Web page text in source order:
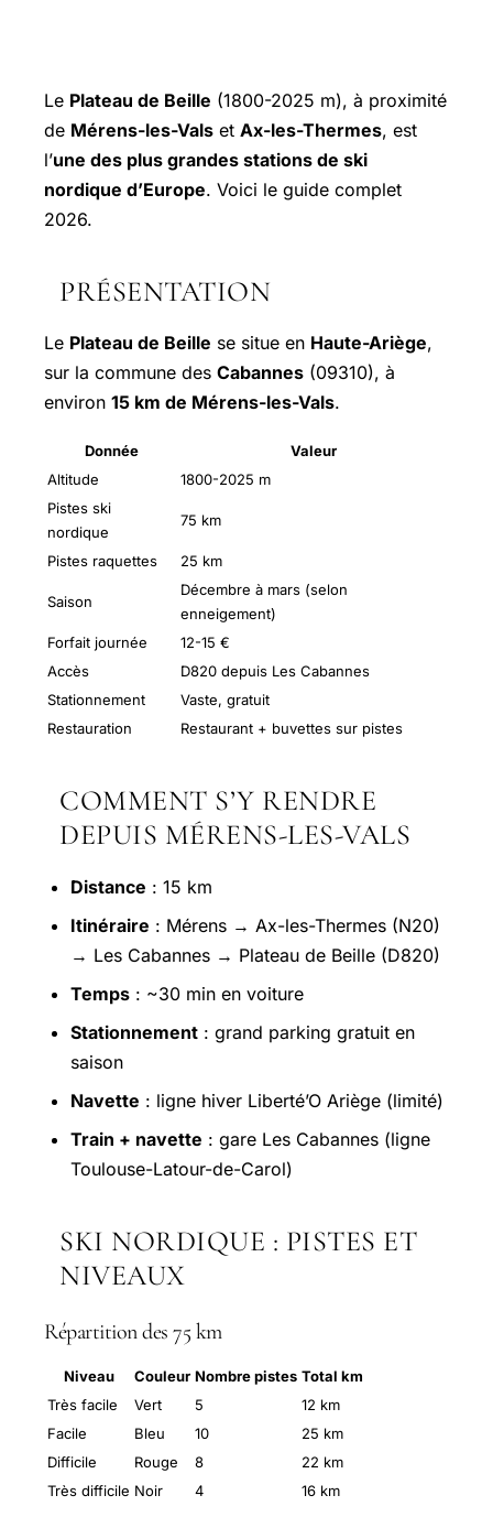
Le Plateau de Beille (1800-2025 m), à proximité
de Mérens-les-Vals et Ax-les-Thermes, est
l’une des plus grandes stations de ski
nordique d’Europe. Voici le guide complet
2026.
PRÉSENTATION
Le Plateau de Beille se situe en Haute-Ariège,
sur la commune des Cabannes (09310), à
environ 15 km de Mérens-les-Vals.
Donnée
Valeur
Altitude
1800-2025 m
Pistes ski
nordique
75 km
Pistes raquettes 25 km
Saison
Décembre à mars (selon
enneigement)
Forfait journée
12-15 €
Accès
D820 depuis Les Cabannes
Stationnement
Vaste, gratuit
Restauration
Restaurant + buvettes sur pistes
COMMENT S’Y RENDRE
DEPUIS MÉRENS-LES-VALS
Distance : 15 km
Itinéraire : Mérens → Ax-les-Thermes (N20)
→ Les Cabannes → Plateau de Beille (D820)
Temps : ~30 min en voiture
Stationnement : grand parking gratuit en
saison
Navette : ligne hiver Liberté’O Ariège (limité)
Train + navette : gare Les Cabannes (ligne
Toulouse-Latour-de-Carol)
SKI NORDIQUE : PISTES ET
NIVEAUX
Répartition des 75 km
Niveau Couleur Nombre pistes Total km
Très facile
Vert 5
12 km
Facile
Bleu 10
25 km
Difficile
Rouge 8
22 km
Très difficile Noir 4 16 km